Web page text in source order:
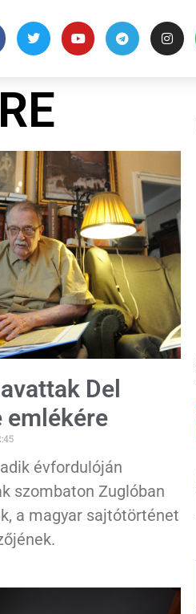
Del
emlékére
évfordulóján
szombaton Zuglóban
a magyar sajtótörténet